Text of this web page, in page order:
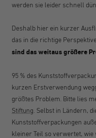
werden sie leider schnell
Deshalb hier ein kurzer
das in die richtige
sind das weitaus größere
95 % des
kurzen Erstverwendung
größtes Problem. Bitte lies
Stiftung . Selbst in Ländern,
Kunststoffverpackungen
kleiner Teil so verwertet,